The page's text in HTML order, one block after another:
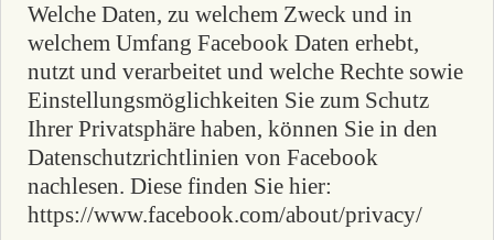
Welche Daten, zu welchem Zweck und in
welchem Umfang Facebook Daten erhebt,
nutzt und verarbeitet und welche Rechte sowie
Einstellungsmöglichkeiten Sie zum Schutz
Ihrer Privatsphäre haben, können Sie in den
Datenschutzrichtlinien von Facebook
nachlesen. Diese finden Sie hier:
https://www.facebook.com/about/privacy/